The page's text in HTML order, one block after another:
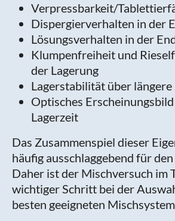
Verpressbarkeit/
Dispergierverhalten in der
Lösungsverhalten in der
Klumpenfreiheit und
der Lagerung
Lagerstabilität über
Optisches
Lagerzeit
Das Zusammenspiel dieser
häufig ausschlaggebend für
Daher ist der Mischversuch im
wichtiger Schritt bei der
besten geeigneten